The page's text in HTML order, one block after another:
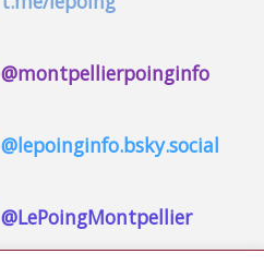
@montpellierpoinginfo
@lepoinginfo.bsky.social
@LePoingMontpellier